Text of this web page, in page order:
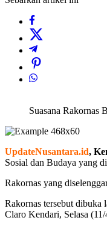
Suasana Rakornas
UpdateNusantara.id,
Sosial dan Budaya yang
Rakornas yang
Rakornas tersebut
Claro Kendari, Selasa